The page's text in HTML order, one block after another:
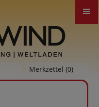
Merkzettel (0)